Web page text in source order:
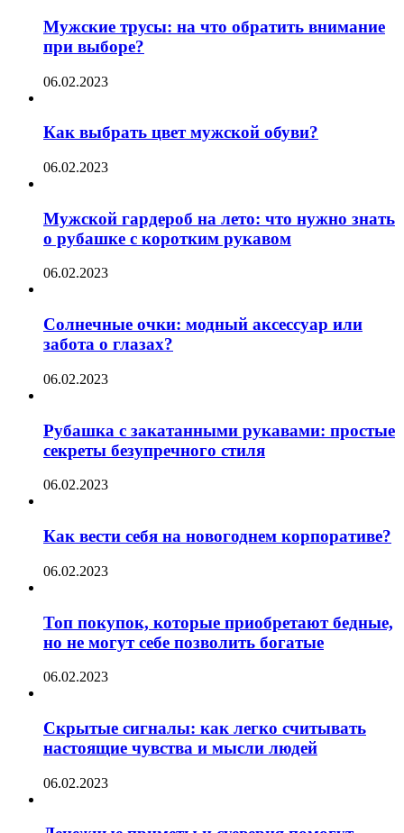
Мужские трусы: на что обратить внимание
при выборе?
06.02.2023
Как выбрать цвет мужской обуви?
06.02.2023
Мужской гардероб на лето: что нужно знать
о рубашке с коротким рукавом
06.02.2023
Солнечные очки: модный аксессуар или
забота о глазах?
06.02.2023
Рубашка с закатанными рукавами: простые
секреты безупречного стиля
06.02.2023
Как вести себя на новогоднем корпоративе?
06.02.2023
Топ покупок, которые приобретают бедные,
но не могут себе позволить богатые
06.02.2023
Скрытые сигналы: как легко считывать
настоящие чувства и мысли людей
06.02.2023